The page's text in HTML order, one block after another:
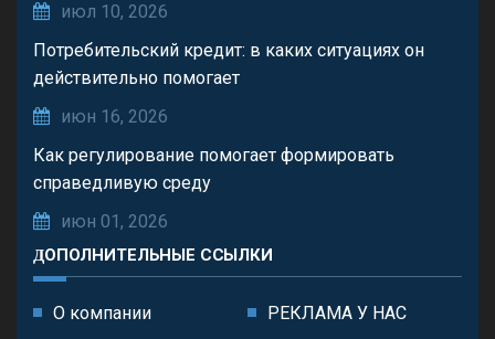
июл 10, 2026
Потребительский кредит: в каких ситуациях он
действительно помогает
июн 16, 2026
Как регулирование помогает формировать
справедливую среду
июн 01, 2026
ДОПОЛНИТЕЛЬНЫЕ ССЫЛКИ
О компании РЕКЛАМА У НАС